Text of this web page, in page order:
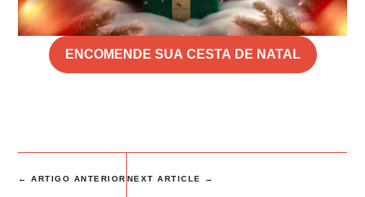
ENCOMENDE SUA CESTA DE NATAL
←ARTIGO ANTERIOR NEXT ARTICLE →